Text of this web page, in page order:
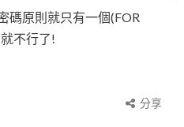
碼原則就只有一個(FOR
不行了!
分享